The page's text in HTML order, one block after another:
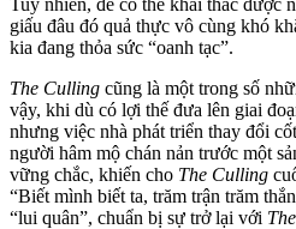
giấu đâu đó quả thực vô cùng khó
kia đang thỏa sức “oanh tạc”.
The Culling cũng là một trong số
vậy, khi dù có lợi thế đưa lên giai
nhưng việc nhà phát triển thay đổi
người hâm mộ chán nản trước một
vững chắc, khiến cho The Culling
“Biết mình biết ta, trăm trận trăm
“lui quân”, chuẩn bị sự trở lại với